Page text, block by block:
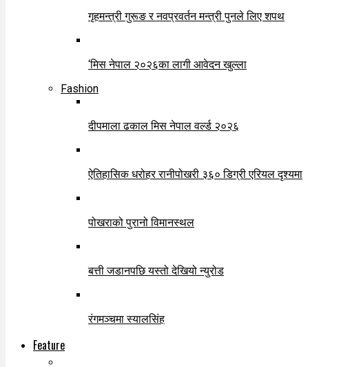
गृहमन्त्री गुरूङ र नवप्रवर्तन मन्त्री पुनले लिए शपथ
‘मिस नेपाल २०२६का लागी आवेदन खुल्ला
Fashion
दीपमाला ढकाल मिस नेपाल वर्ल्ड २०२६
ऐतिहासिक धरोहर रानीपोखरी ३६० डिग्री एरियल दृश्यमा
पोखराको पुरानो विमानस्थल
बत्ती जडानपछि यस्तो देखियो न्युरोड
रंगमञ्चमा स्यालसिंह
Feature